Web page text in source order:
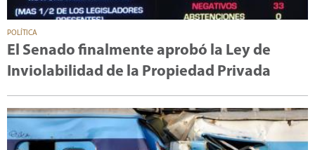
POLÍTICA
El Senado finalmente aprobó la Ley de
Inviolabilidad de la Propiedad Privada